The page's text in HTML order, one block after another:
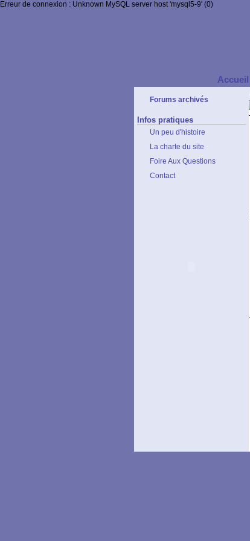
Erreur de connexion : Unknown MySQL server host 'mysql5-9' (0)
Accueil
Forums archivés
Infos pratiques
Un peu d'histoire
La charte du site
Foire Aux Questions
Contact